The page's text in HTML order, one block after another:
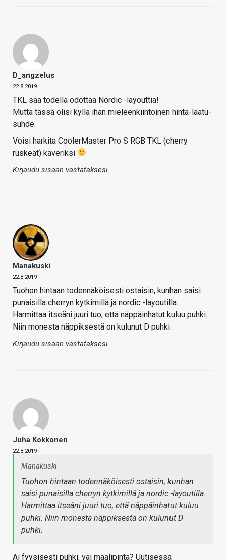
D_angzelus
22.8.2019
TKL saa todella odottaa Nordic -layouttia!
Mutta tässä olisi kyllä ihan mieleenkiintoinen hinta-laatu-
suhde.
Voisi harkita CoolerMaster Pro S RGB TKL (cherry
ruskeat) kaveriksi
Kirjaudu sisään vastataksesi
Manakuski
22.8.2019
Tuohon hintaan todennäköisesti ostaisin, kunhan saisi
punaisilla cherryn kytkimillä ja nordic -layoutilla.
Harmittaa itseäni juuri tuo, että näppäinhatut kuluu puhki.
Niin monesta näppiksestä on kulunut D puhki.
Kirjaudu sisään vastataksesi
Juha Kokkonen
22.8.2019
Manakuski
Tuohon hintaan todennäköisesti ostaisin, kunhan
saisi punaisilla cherryn kytkimillä ja nordic -layoutilla.
Harmittaa itseäni juuri tuo, että näppäinhatut kuluu
puhki. Niin monesta näppiksestä on kulunut D
puhki.
Ai fyysisesti puhki, vai maalipinta? Uutisessa